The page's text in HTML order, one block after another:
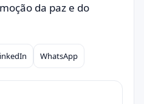
da paz e do
WhatsApp